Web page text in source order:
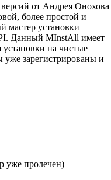
от Андрея Онохова
более простой и
мастер установки
Данный MInstAll имеет
на чистые
зарегистрированы и
уже пролечен)